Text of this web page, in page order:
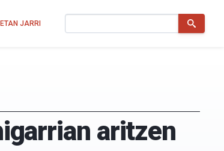
JARRI
aritzen